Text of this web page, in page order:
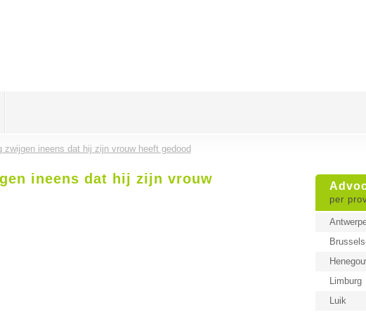
zwijgen ineens dat hij zijn vrouw heeft gedood
per
Limburg
Luik
ineens dat hij zijn vrouw